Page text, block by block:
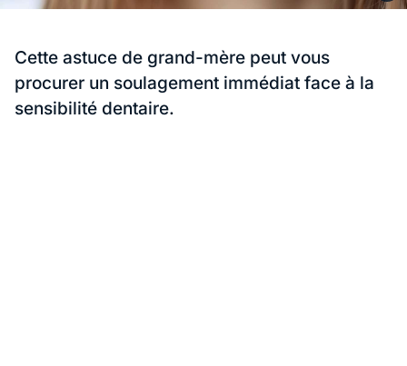
Cette astuce de grand-mère peut vous
procurer un soulagement immédiat face à la
sensibilité dentaire.